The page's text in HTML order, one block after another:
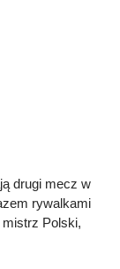
drugi mecz w
rywalkami
Polski,